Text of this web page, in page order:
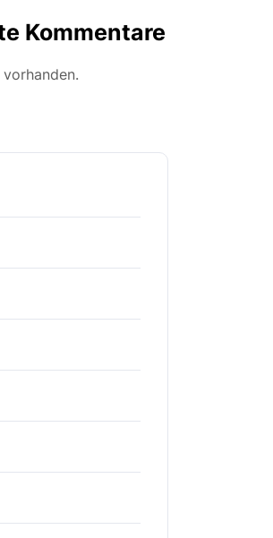
Kommentare